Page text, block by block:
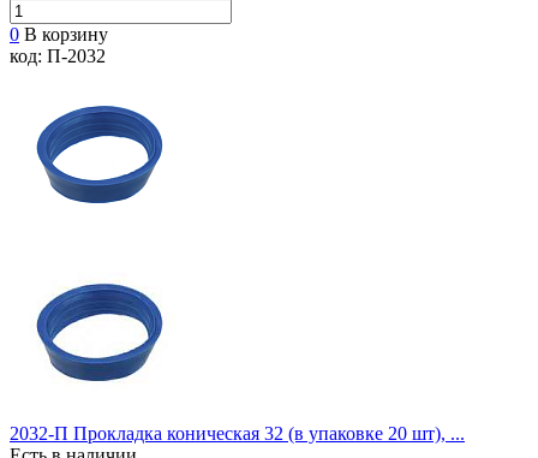
0 В корзину
код: П-2032
2032-П Прокладка коническая 32 (в упаковке 20 шт), ...